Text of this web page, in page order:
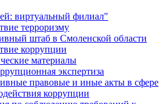
виртуальный филиал"
терроризму
штаб в Смоленской области
коррупции
материалы
экспертиза
правовые и иные акты в сфере
коррупции